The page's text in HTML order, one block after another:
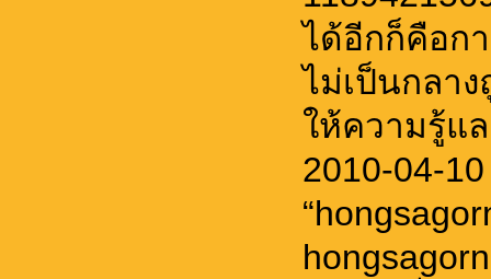
ได้อีกก็คือก
ไม่เป็นกลาง
ให้ความรู้แ
2010-04-